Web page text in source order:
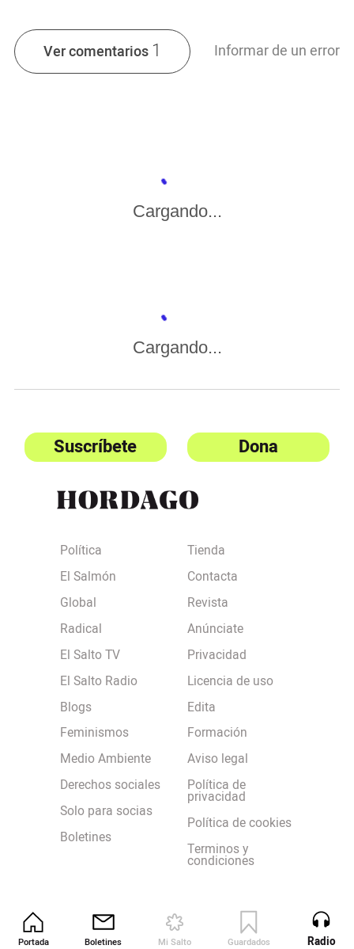
Portada Boletines Mi Salto Guardados Revista
Ver comentarios 1 Informar de un error
Cargando...
Cargando...
Radio
Suscríbete Dona
Política
El Salmón
Global
Radical
El Salto TV
El Salto Radio
Blogs
Feminismos
Medio Ambiente
Derechos sociales
Solo para socias
Boletines
Tienda
Contacta
Revista
Anúnciate
Privacidad
Licencia de uso
Edita
Formación
Aviso legal
Política de
privacidad
Política de cookies
Terminos y
condiciones